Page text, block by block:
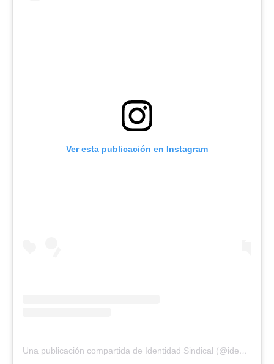
Ver esta publicación en Instagram
Una publicación compartida de Identidad Sindical (@identisindical)